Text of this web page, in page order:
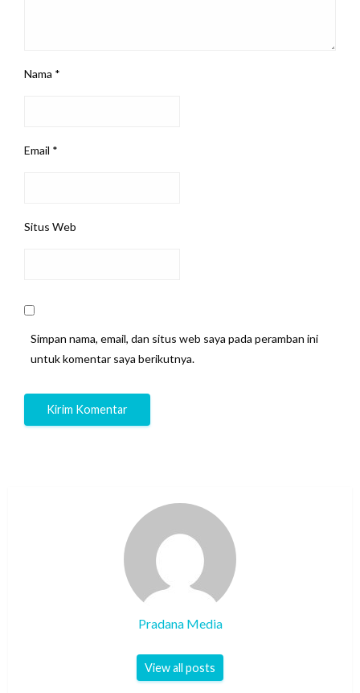
Nama *
Email *
Situs Web
Simpan nama, email, dan situs web saya pada peramban ini
untuk komentar saya berikutnya.
Pradana Media
View all posts